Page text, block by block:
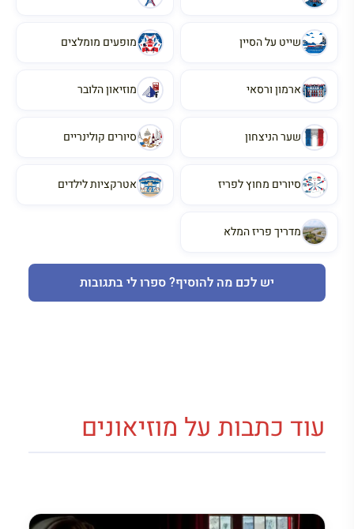
שייט על הסיין מופעים מומלצים
ארמון ורסאי מוזיאון הלובר
שער הניצחון סיורים קולינריים
סיורים מחוץ לפריז אטרקציות לילדים
מדריך פריז המלא
יש לכם מה להוסיף? ספרו לי בתגובות
עוד כתבות על מוזיאונים